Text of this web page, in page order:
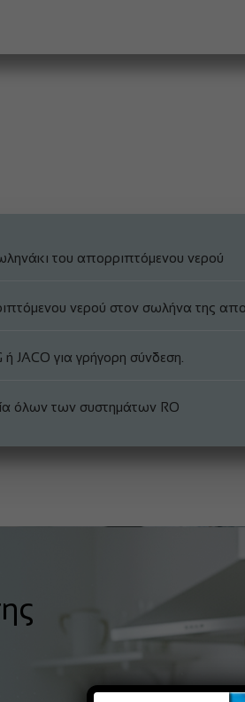
του απορριπτόμενου νερού
νερού στον σωλήνα της
JACO για γρήγορη σύνδεση.
όλων των συστημάτων RO